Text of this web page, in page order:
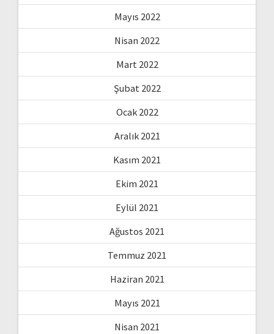
Mayıs 2022
Nisan 2022
Mart 2022
Şubat 2022
Ocak 2022
Aralık 2021
Kasım 2021
Ekim 2021
Eylül 2021
Ağustos 2021
Temmuz 2021
Haziran 2021
Mayıs 2021
Nisan 2021